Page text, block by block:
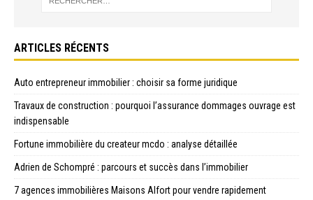
ARTICLES RÉCENTS
Auto entrepreneur immobilier : choisir sa forme juridique
Travaux de construction : pourquoi l’assurance dommages ouvrage est
indispensable
Fortune immobilière du createur mcdo : analyse détaillée
Adrien de Schompré : parcours et succès dans l’immobilier
7 agences immobilières Maisons Alfort pour vendre rapidement